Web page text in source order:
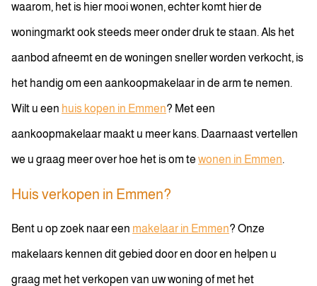
waarom, het is hier mooi wonen, echter komt hier de
woningmarkt ook steeds meer onder druk te staan. Als het
aanbod afneemt en de woningen sneller worden verkocht, is
het handig om een aankoopmakelaar in de arm te nemen.
Wilt u een huis kopen in Emmen? Met een
aankoopmakelaar maakt u meer kans. Daarnaast vertellen
we u graag meer over hoe het is om te wonen in Emmen.
Huis verkopen in Emmen?
Bent u op zoek naar een makelaar in Emmen? Onze
makelaars kennen dit gebied door en door en helpen u
graag met het verkopen van uw woning of met het